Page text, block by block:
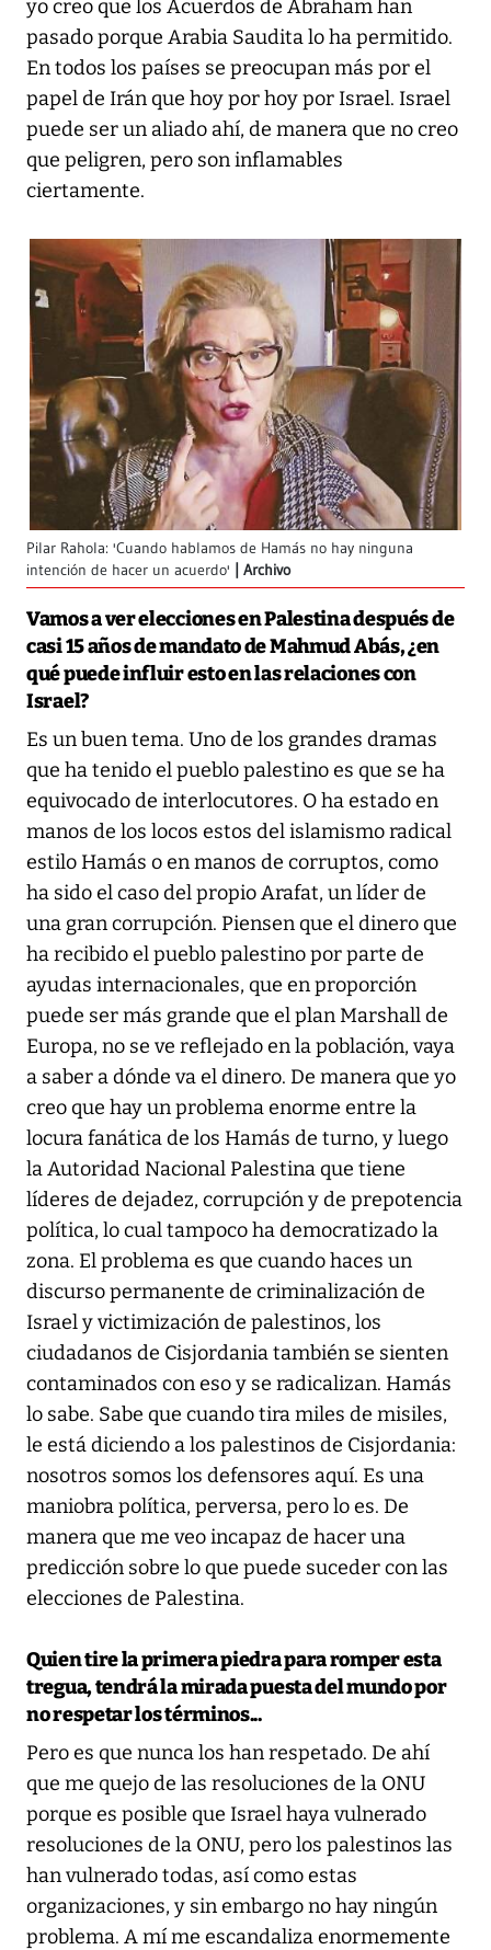
yo creo que los Acuerdos de Abraham han
pasado porque Arabia Saudita lo ha permitido.
En todos los países se preocupan más por el
papel de Irán que hoy por hoy por Israel. Israel
puede ser un aliado ahí, de manera que no creo
que peligren, pero son inflamables
ciertamente.
Pilar Rahola: 'Cuando hablamos de Hamás no hay ninguna
intención de hacer un acuerdo'
Archivo
Vamos a ver elecciones en Palestina después de
casi 15 años de mandato de Mahmud Abás, ¿en
qué puede influir esto en las relaciones con
Israel?
Es un buen tema. Uno de los grandes dramas
que ha tenido el pueblo palestino es que se ha
equivocado de interlocutores. O ha estado en
manos de los locos estos del islamismo radical
estilo Hamás o en manos de corruptos, como
ha sido el caso del propio Arafat, un líder de
una gran corrupción. Piensen que el dinero que
ha recibido el pueblo palestino por parte de
ayudas internacionales, que en proporción
puede ser más grande que el plan Marshall de
Europa, no se ve reflejado en la población, vaya
a saber a dónde va el dinero. De manera que yo
creo que hay un problema enorme entre la
locura fanática de los Hamás de turno, y luego
la Autoridad Nacional Palestina que tiene
líderes de dejadez, corrupción y de prepotencia
política, lo cual tampoco ha democratizado la
zona. El problema es que cuando haces un
discurso permanente de criminalización de
Israel y victimización de palestinos, los
ciudadanos de Cisjordania también se sienten
contaminados con eso y se radicalizan. Hamás
lo sabe. Sabe que cuando tira miles de misiles,
le está diciendo a los palestinos de Cisjordania:
nosotros somos los defensores aquí. Es una
maniobra política, perversa, pero lo es. De
manera que me veo incapaz de hacer una
predicción sobre lo que puede suceder con las
elecciones de Palestina.
Quien tire la primera piedra para romper esta
tregua, tendrá la mirada puesta del mundo por
no respetar los términos...
Pero es que nunca los han respetado. De ahí
que me quejo de las resoluciones de la ONU
porque es posible que Israel haya vulnerado
resoluciones de la ONU, pero los palestinos las
han vulnerado todas, así como estas
organizaciones, y sin embargo no hay ningún
problema. A mí me escandaliza enormemente